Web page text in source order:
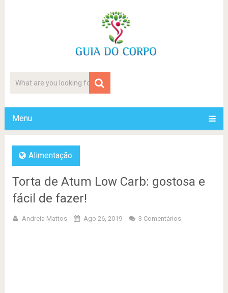
Menu
Alimentação
Torta de Atum Low Carb: gostosa e
fácil de fazer!
Andreia Mattos Ago 26, 2019 3 Comentários